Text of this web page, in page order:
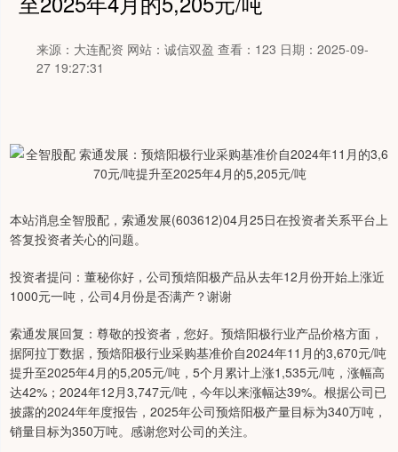
来源：大连配资 网站：诚信双盈 查看：123 日期：2025-09-
27 19:27:31
本站消息全智股配，索通发展(603612)04月25日在投资者关系平台上
答复投资者关心的问题。
投资者提问：董秘你好，公司预焙阳极产品从去年12月份开始上涨近
1000元一吨，公司4月份是否满产？谢谢
索通发展回复：尊敬的投资者，您好。预焙阳极行业产品价格方面，
据阿拉丁数据，预焙阳极行业采购基准价自2024年11月的3,670元/吨
提升至2025年4月的5,205元/吨，5个月累计上涨1,535元/吨，涨幅高
达42%；2024年12月3,747元/吨，今年以来涨幅达39%。根据公司已
披露的2024年年度报告，2025年公司预焙阳极产量目标为340万吨，
销量目标为350万吨。感谢您对公司的关注。